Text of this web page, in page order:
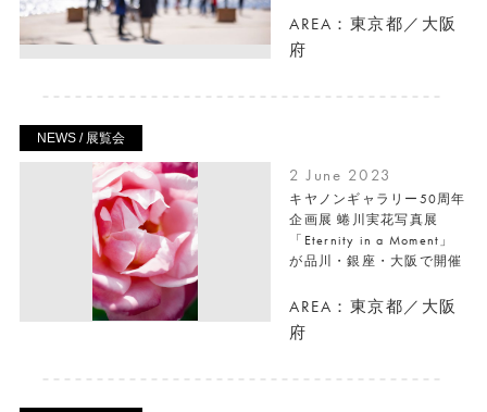
AREA：東京都／大阪
府
NEWS / 展覧会
2 June 2023
キヤノンギャラリー50周年
企画展 蜷川実花写真展
「Eternity in a Moment」
が品川・銀座・大阪で開催
AREA：東京都／大阪
府